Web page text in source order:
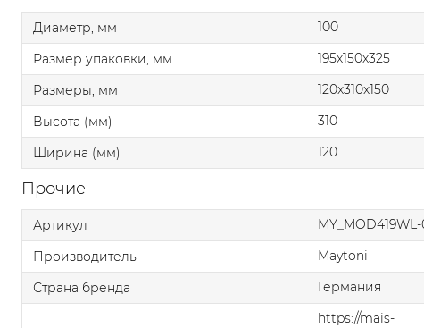
Диаметр, мм
100
Размер упаковки, мм
195x150x325
Размеры, мм
120x310x150
Высота (мм)
310
Ширина (мм)
120
Прочие
Артикул
MY_MOD419WL-
Производитель
Maytoni
Страна бренда
Германия
https://mais-